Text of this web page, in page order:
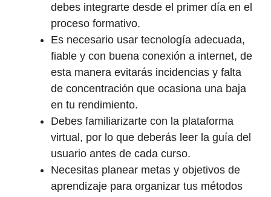
debes integrarte desde el primer día en el
proceso formativo.
Es necesario usar tecnología adecuada,
fiable y con buena conexión a internet, de
esta manera evitarás incidencias y falta
de concentración que ocasiona una baja
en tu rendimiento.
Debes familiarizarte con la plataforma
virtual, por lo que deberás leer la guía del
usuario antes de cada curso.
Necesitas planear metas y objetivos de
aprendizaje para organizar tus métodos